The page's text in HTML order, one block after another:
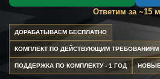
Ответим за ~15
ДОРАБАТЫВАЕМ БЕСПЛАТНО
КОМПЛЕКТ ПО ДЕЙСТВУЮЩИМ ТРЕБОВАНИЯМ
ПОДДЕРЖКА ПО КОМПЛЕКТУ - 1 ГОД НОВЫЕ